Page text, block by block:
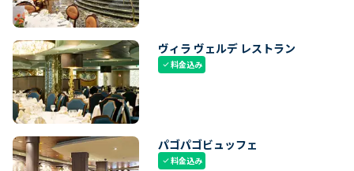
ヴィラ ヴェルデ レストラン
check料金込み
パゴパゴビュッフェ
check料金込み